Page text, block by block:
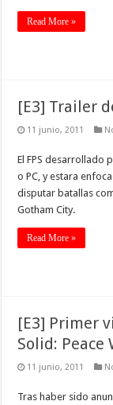
Read More »
[E3] Trailer
11 junio, 2011
El FPS desarrollado
o PC, y estara
disputar batallas
Gotham City.
Read More »
[E3] Primer
Solid: Peace
11 junio, 2011
Tras haber sido